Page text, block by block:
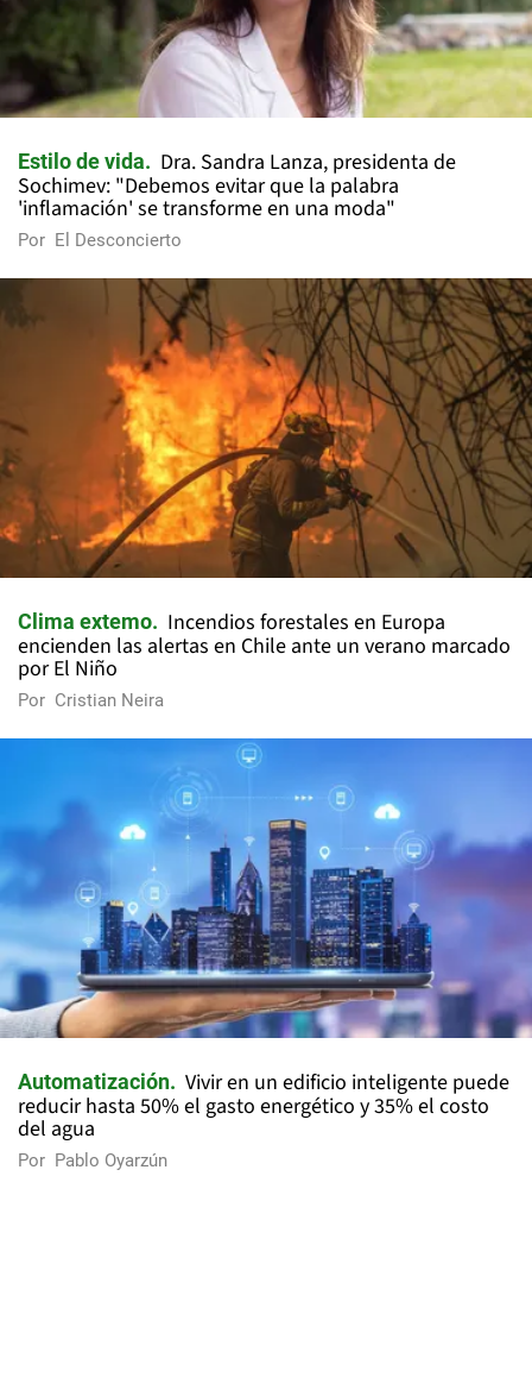
Estilo de vida
Dra. Sandra Lanza, presidenta de
Sochimev: "Debemos evitar que la palabra
'inflamación' se transforme en una moda"
Por El Desconcierto
Clima extemo
Incendios forestales en Europa
encienden las alertas en Chile ante un verano marcado
por El Niño
Por Cristian Neira
Automatización
Vivir en un edificio inteligente puede
reducir hasta 50% el gasto energético y 35% el costo
del agua
Por Pablo Oyarzún